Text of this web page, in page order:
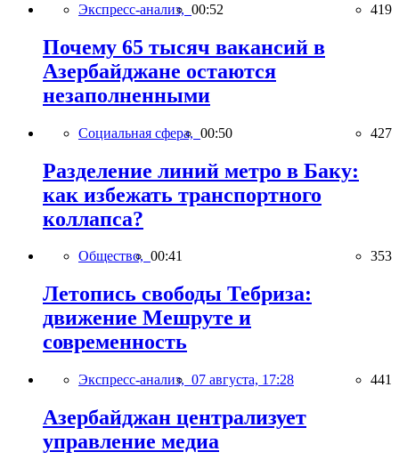
Экспресс-анализ, 00:52 419
Почему 65 тысяч вакансий в
Азербайджане остаются
незаполненными
Социальная сфера, 00:50 427
Разделение линий метро в Баку:
как избежать транспортного
коллапса?
Общество, 00:41 353
Летопись свободы Тебриза:
движение Мешруте и
современность
Экспресс-анализ, 07 августа, 17:28 441
Азербайджан централизует
управление медиа